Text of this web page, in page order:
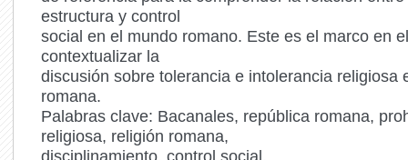
estructura y control
social en el mundo romano. Este es el marco en
contextualizar la
discusión sobre tolerancia e intolerancia religiosa
romana.
Palabras clave: Bacanales, república romana,
religiosa, religión romana,
disciplinamiento, control social.